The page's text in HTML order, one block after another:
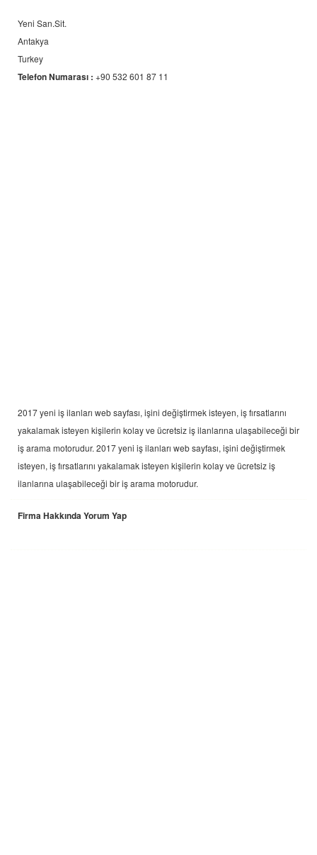
Yeni San.Sit.
Antakya
Turkey
Telefon Numarası : +90 532 601 87 11
2017 yeni iş ilanları web sayfası, işini değiştirmek isteyen, iş fırsatlarını
yakalamak isteyen kişilerin kolay ve ücretsiz iş ilanlarına ulaşabileceği bir
iş arama motorudur. 2017 yeni iş ilanları web sayfası, işini değiştirmek
isteyen, iş fırsatlarını yakalamak isteyen kişilerin kolay ve ücretsiz iş
ilanlarına ulaşabileceği bir iş arama motorudur.
Firma Hakkında Yorum Yap